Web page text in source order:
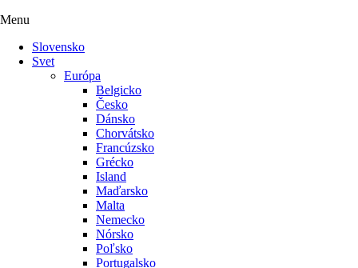
Menu
Slovensko
Svet
Európa
Belgicko
Česko
Dánsko
Chorvátsko
Francúzsko
Grécko
Island
Maďarsko
Malta
Nemecko
Nórsko
Poľsko
Portugalsko